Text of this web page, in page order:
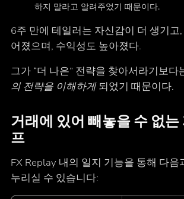
하지 말라고 알려주었기 때문이다.
6주 만에 테일러는 자신감이 더 생기고
어졌으며, 수익성도 높아졌다.
그가 “더 나은” 전략을 찾아서라기보다
의 전략을 이해하게되었기 때문이다.
거래에 있어 빼놓을 수 없는
프
FX Replay 내의 일지 기능을 통해 다음
누리실 수 있습니다: